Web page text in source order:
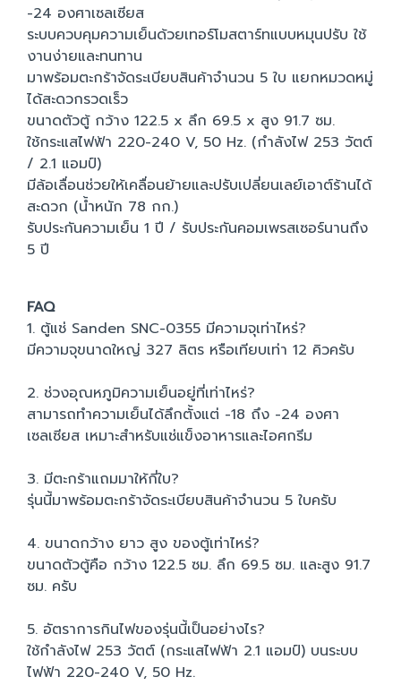
-24 องศาเซลเซียส
ระบบควบคุมความเย็นด้วยเทอร์โมสตาร์ทแบบหมุนปรับ ใช้
งานง่ายและทนทาน
มาพร้อมตะกร้าจัดระเบียบสินค้าจำนวน 5 ใบ แยกหมวดหมู่
ได้สะดวกรวดเร็ว
ขนาดตัวตู้ กว้าง 122.5 x ลึก 69.5 x สูง 91.7 ซม.
ใช้กระแสไฟฟ้า 220-240 V, 50 Hz. (กำลังไฟ 253 วัตต์
/ 2.1 แอมป์)
มีล้อเลื่อนช่วยให้เคลื่อนย้ายและปรับเปลี่ยนเลย์เอาต์ร้านได้
สะดวก (น้ำหนัก 78 กก.)
รับประกันความเย็น 1 ปี / รับประกันคอมเพรสเซอร์นานถึง
5 ปี
FAQ
1. ตู้แช่ Sanden SNC-0355 มีความจุเท่าไหร่?
มีความจุขนาดใหญ่ 327 ลิตร หรือเทียบเท่า 12 คิวครับ
2. ช่วงอุณหภูมิความเย็นอยู่ที่เท่าไหร่?
สามารถทำความเย็นได้ลึกตั้งแต่ -18 ถึง -24 องศา
เซลเซียส เหมาะสำหรับแช่แข็งอาหารและไอศกรีม
3. มีตะกร้าแถมมาให้กี่ใบ?
รุ่นนี้มาพร้อมตะกร้าจัดระเบียบสินค้าจำนวน 5 ใบครับ
4. ขนาดกว้าง ยาว สูง ของตู้เท่าไหร่?
ขนาดตัวตู้คือ กว้าง 122.5 ซม. ลึก 69.5 ซม. และสูง 91.7
ซม. ครับ
5. อัตราการกินไฟของรุ่นนี้เป็นอย่างไร?
ใช้กำลังไฟ 253 วัตต์ (กระแสไฟฟ้า 2.1 แอมป์) บนระบบ
ไฟฟ้า 220-240 V, 50 Hz.